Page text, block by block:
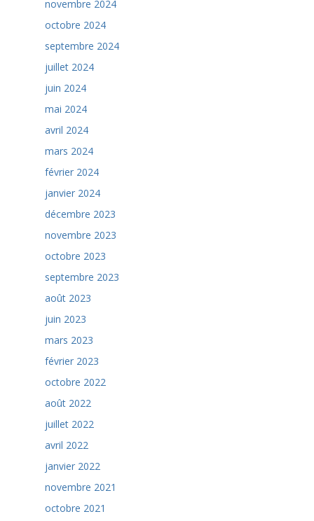
novembre 2024
octobre 2024
septembre 2024
juillet 2024
juin 2024
mai 2024
avril 2024
mars 2024
février 2024
janvier 2024
décembre 2023
novembre 2023
octobre 2023
septembre 2023
août 2023
juin 2023
mars 2023
février 2023
octobre 2022
août 2022
juillet 2022
avril 2022
janvier 2022
novembre 2021
octobre 2021